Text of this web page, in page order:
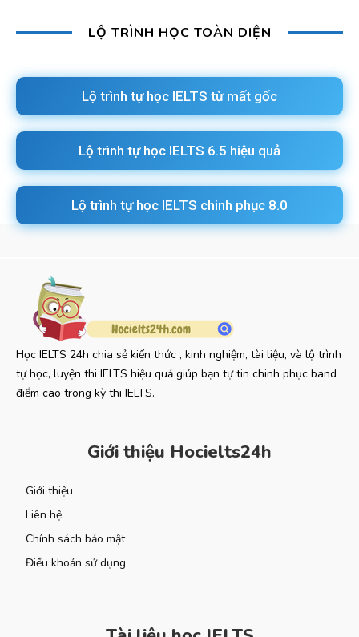
LỘ TRÌNH HỌC TOÀN DIỆN
Lộ trình tự học IELTS từ mất gốc
Lộ trình tự học IELTS 6.5 hiệu quả
Lộ trình tự học IELTS chinh phục 8.0
Học IELTS 24h chia sẻ kiến thức , kinh nghiệm, tài liệu, và lộ trình
tự học, luyện thi IELTS hiệu quả giúp bạn tự tin chinh phục band
điểm cao trong kỳ thi IELTS.
Giới thiệu Hocielts24h
Giới thiệu
Liên hệ
Chính sách bảo mật
Điều khoản sử dụng